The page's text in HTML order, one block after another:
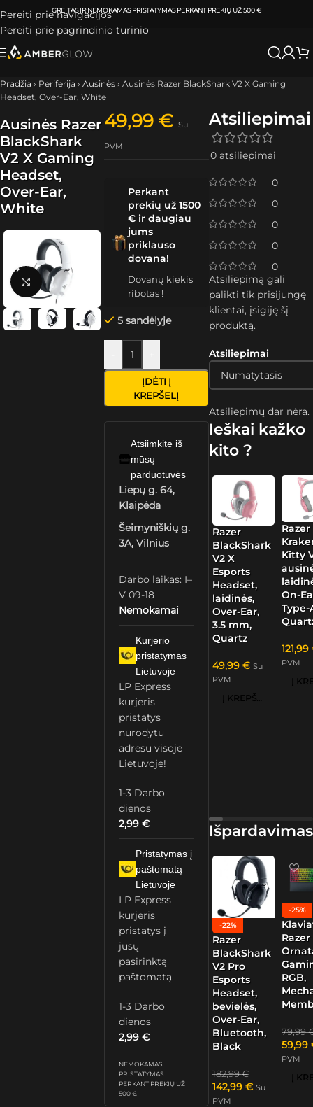
Pereiti prie navigacijos
Pereiti prie pagrindinio turinio
ATSIIMKITE UŽSAKYMĄKLAIPĖDOJE IR VILNIUJEPER0-3 DARBO DIENAS.
Pradžia › Periferija › Ausinės › Ausinės Razer BlackShark V2 X Gaming
Headset, Over-Ear, White
Ausinės Razer
BlackShark
V2 X Gaming
Headset,
Over-Ear,
White
Spustelėkite, kad padidintumėte
49,99€ Su
PVM
Perkant
prekių už 1500
€ ir daugiau
jums
priklauso
dovana!
Dovanų kiekis
ribotas !
5 sandėlyje
ĮDĖTI Į
KREPŠELĮ
Atsiimkite iš
mūsų
parduotuvės
Liepų g. 64,
Klaipėda
Šeimyniškių g.
3A, Vilnius
Darbo laikas: I–
V 09-18
Nemokamai
Kurjerio
pristatymas
Lietuvoje
LP Express
kurjeris
pristatys
nurodytu
adresu visoje
Lietuvoje!
1-3 Darbo
dienos
2,99€
Pristatymas į
paštomatą
Lietuvoje
LP Express
kurjeris
pristatys į
jūsų
pasirinktą
paštomatą.
1-3 Darbo
dienos
2,99€
NEMOKAMAS
PRISTATYMAS
PERKANT PREKIŲ UŽ
500 €
Atsiliepimai
0 atsiliepimai
0
0
0
0
0
Atsiliepimai
Atsiliepimų dar nėra.
Atsiliepimą gali
palikti tik prisijungę
klientai, įsigiję šį
produktą.
Ieškai kažko
kito ?
Razer
BlackShark
V2 X
Esports
Headset,
laidinės,
Over-Ear,
3.5 mm,
Quartz
49,99 € Su
PVM
Į KREPŠELĮ
Razer
Kitty
On-
Type-
121,99
PVM
Išpardavimas
-22%
Razer
BlackShark
V2 Pro
Esports
Headset,
bevielės,
Over-Ear,
Bluetooth,
Black
182,99€
142,99 € Su
PVM
-25%
Razer
RGB,
79,99
59,99
PVM